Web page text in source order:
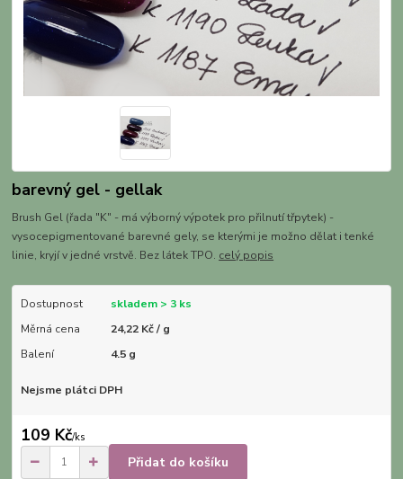
barevný gel - gellak
Brush Gel (řada "K" - má výborný výpotek pro přilnutí třpytek) -
vysocepigmentované barevné gely, se kterými je možno dělat i tenké
linie, kryjí v jedné vrstvě. Bez látek TPO. celý popis
Dostupnost
skladem > 3 ks
Měrná cena
24,22 Kč / g
Balení
4.5 g
Nejsme plátci DPH
109 Kč/ks
Přidat do košíku